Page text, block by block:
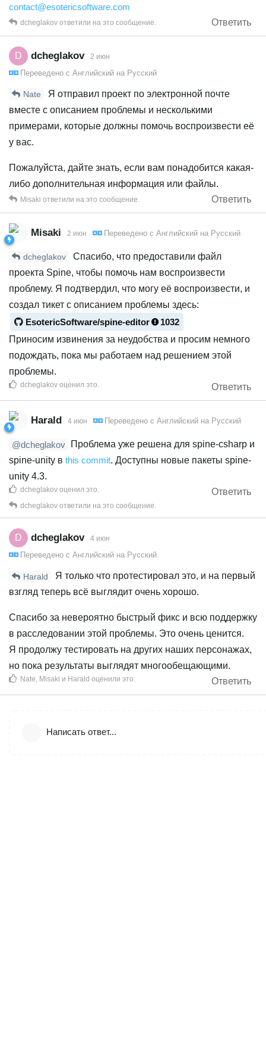
contact@esotericsoftware.com
Ответить
dcheglakov ответили на это сообщение.
D dcheglakov 2 июн
Переведено с Английский на Русский
Nate
Я отправил проект по электронной почте
вместе с описанием проблемы и несколькими
примерами, которые должны помочь воспроизвести её
у вас.
Пожалуйста, дайте знать, если вам понадобится какая-
либо дополнительная информация или файлы.
Ответить
Misaki ответили на это сообщение.
Misaki 2 июн Переведено с Английский на Русский
dcheglakov
Спасибо, что предоставили файл
проекта Spine, чтобы помочь нам воспроизвести
проблему. Я подтвердил, что могу её воспроизвести, и
создал тикет с описанием проблемы здесь:
EsotericSoftware/spine-editor
1032
Приносим извинения за неудобства и просим немного
подождать, пока мы работаем над решением этой
проблемы.
Ответить
dcheglakov оценил это.
Harald 4 июн Переведено с Английский на Русский
@dcheglakov
Проблема уже решена для spine-csharp и
spine-unity в this commit. Доступны новые пакеты spine-
unity 4.3.
Ответить
dcheglakov оценил это.
dcheglakov ответили на это сообщение.
D dcheglakov 4 июн
Переведено с Английский на Русский
Harald
Я только что протестировал это, и на первый
взгляд теперь всё выглядит очень хорошо.
Спасибо за невероятно быстрый фикс и всю поддержку
в расследовании этой проблемы. Это очень ценится.
Я продолжу тестировать на других наших персонажах,
но пока результаты выглядят многообещающими.
Ответить
Nate, Misaki и Harald оценили это.
Написать ответ...